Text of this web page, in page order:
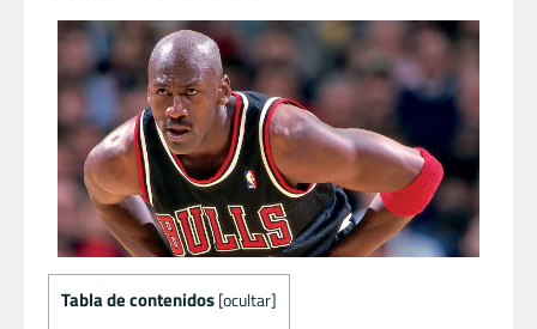
Tabla de contenidos [ocultar]